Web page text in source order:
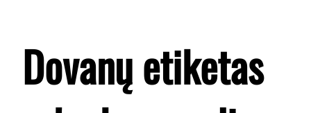
Dovanų etiketas